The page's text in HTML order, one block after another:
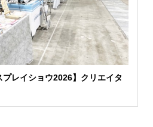
プレイショウ2026】クリエイタ